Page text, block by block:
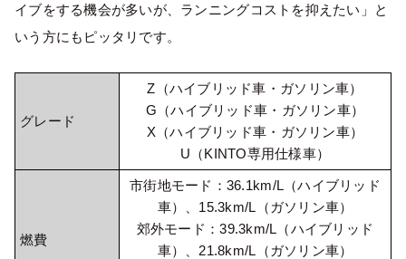
イブをする機会が多いが、ランニングコストを抑えたい」と
いう方にもピッタリです。
グレード
Z（ハイブリッド車・ガソリン車）
G（ハイブリッド車・ガソリン車）
X（ハイブリッド車・ガソリン車）
U（KINTO専用仕様車）
燃費
市街地モード：36.1km/L（ハイブリッド
車）、15.3km/L（ガソリン車）
郊外モード：39.3km/L（ハイブリッド
車）、21.8km/L（ガソリン車）